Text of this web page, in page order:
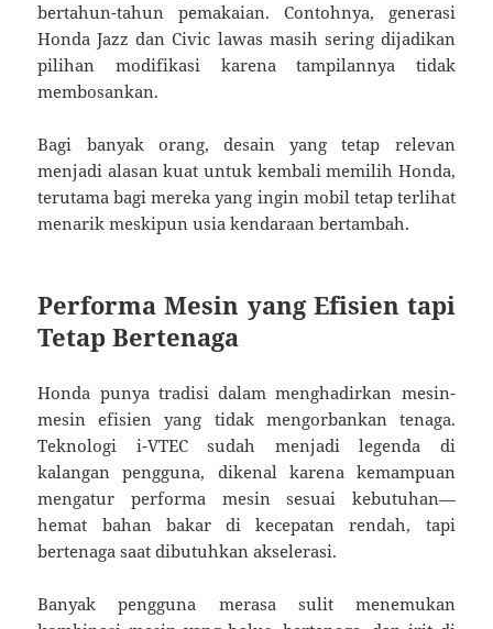
bertahun-tahun pemakaian. Contohnya, generasi
Honda Jazz dan Civic lawas masih sering dijadikan
pilihan modifikasi karena tampilannya tidak
membosankan.
Bagi banyak orang, desain yang tetap relevan
menjadi alasan kuat untuk kembali memilih Honda,
terutama bagi mereka yang ingin mobil tetap terlihat
menarik meskipun usia kendaraan bertambah.
Performa Mesin yang Efisien tapi
Tetap Bertenaga
Honda punya tradisi dalam menghadirkan mesin-
mesin efisien yang tidak mengorbankan tenaga.
Teknologi i-VTEC sudah menjadi legenda di
kalangan pengguna, dikenal karena kemampuan
mengatur performa mesin sesuai kebutuhan—
hemat bahan bakar di kecepatan rendah, tapi
bertenaga saat dibutuhkan akselerasi.
Banyak pengguna merasa sulit menemukan